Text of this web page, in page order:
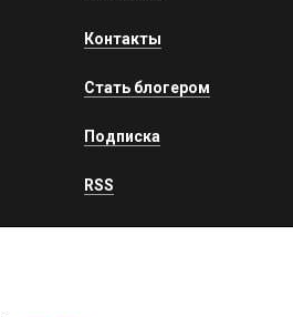
Контакты
Стать блогером
Подписка
RSS